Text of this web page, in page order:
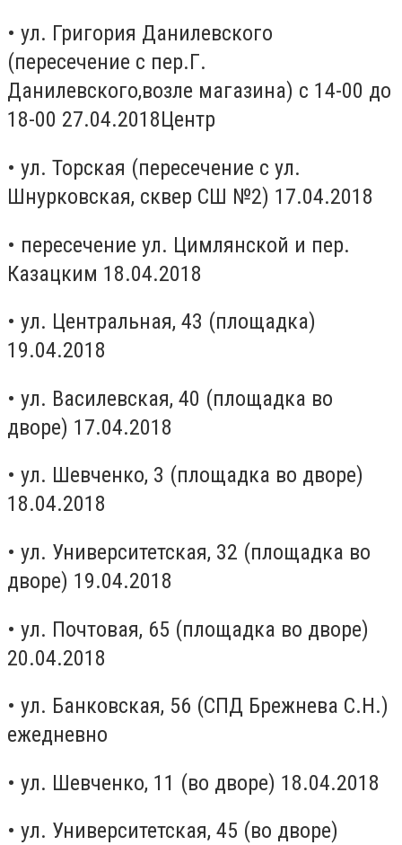
• ул. Григория Данилевского
(пересечение с пер.Г.
Данилевского,возле магазина) с 14-00 до
18-00 27.04.2018Центр
• ул. Торская (пересечение с ул.
Шнурковская, сквер СШ №2) 17.04.2018
• пересечение ул. Цимлянской и пер.
Казацким 18.04.2018
• ул. Центральная, 43 (площадка)
19.04.2018
• ул. Василевская, 40 (площадка во
дворе) 17.04.2018
• ул. Шевченко, 3 (площадка во дворе)
18.04.2018
• ул. Университетская, 32 (площадка во
дворе) 19.04.2018
• ул. Почтовая, 65 (площадка во дворе)
20.04.2018
• ул. Банковская, 56 (СПД Брежнева С.Н.)
ежедневно
• ул. Шевченко, 11 (во дворе) 18.04.2018
• ул. Университетская, 45 (во дворе)